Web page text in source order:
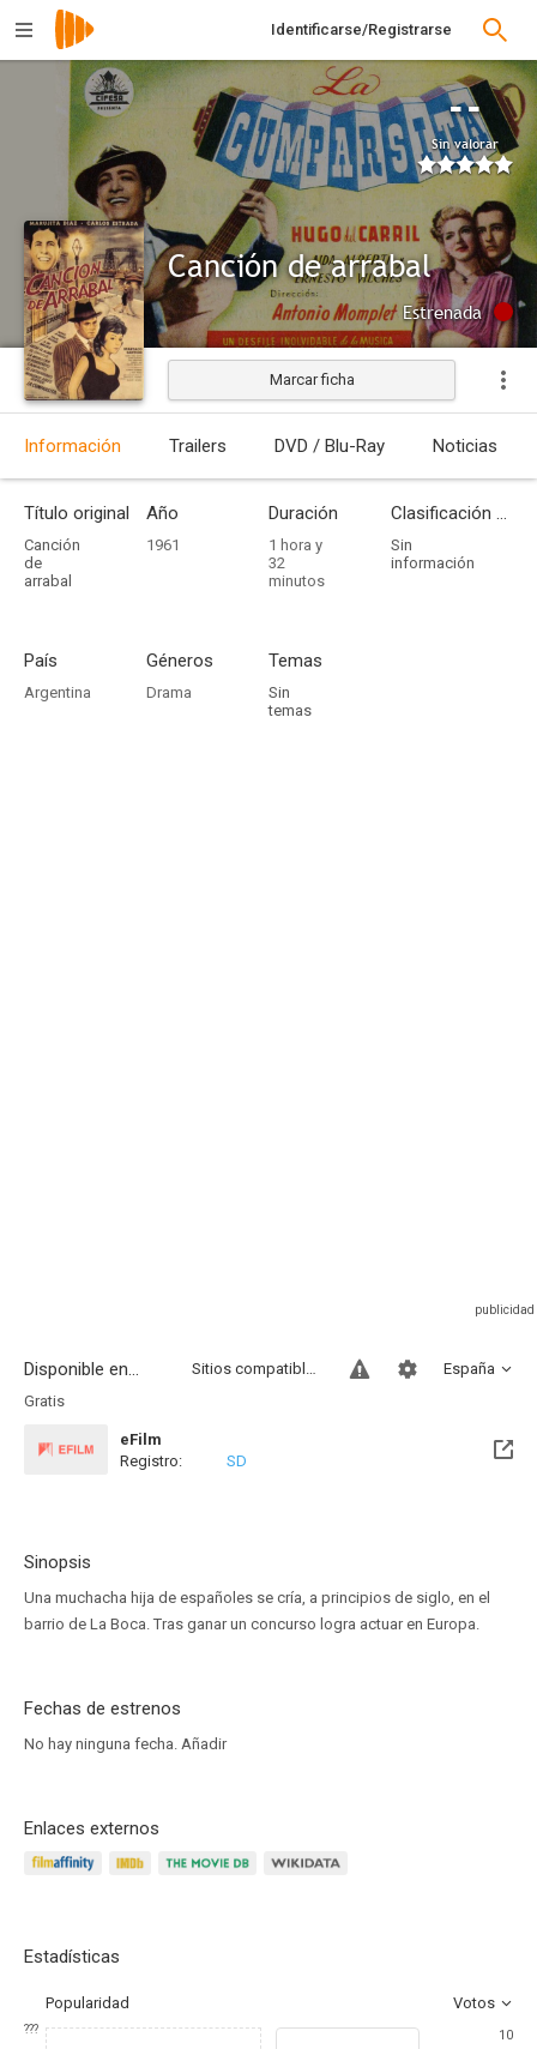
Identificarse/Registrarse
--
Sin valorar
Canción de arrabal
Estrenada
Marcar ficha
Información Trailers DVD / Blu-Ray Noticias
Título original
Canción
de
arrabal
Año
1961
Duración
1 hora y
32
minutos
Clasificación por edades
Sin
información
País
Argentina
Géneros
Drama
Temas
Sin
temas
Disponible en... España
Sitios compatibles
Gratis
eFilm
Registro:
SD
Sinopsis
Una muchacha hija de españoles se cría, a principios de siglo, en el
barrio de La Boca. Tras ganar un concurso logra actuar en Europa.
Fechas de estrenos
No hay ninguna fecha. Añadir
Enlaces externos
Estadísticas
Popularidad Votos
???
10